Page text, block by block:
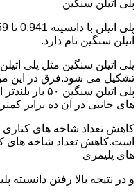
پلی اتیلن سنگین
اتیلن سنگین نام دارد.
پلی اتیلن سنگین مثل پلی
تشکیل می شود.فرق در این
پلی اتیلن
های جانبی در آن ده برابر
کاهش تعداد شاخه های کناری
است.کاهش تعداد شاخه های
های پلیمری
و در نتیجه بالا رفتن دانسیته